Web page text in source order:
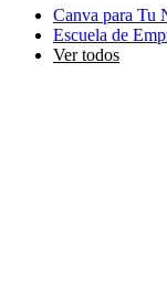
Canva para Tu
Escuela de
Ver todos